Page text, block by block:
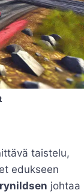
taistelu,
edukseen
johtaa